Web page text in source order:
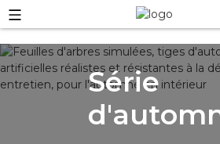
Série